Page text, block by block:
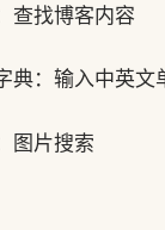
查找博客内容
典：输入中英
图片搜索